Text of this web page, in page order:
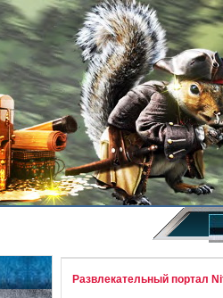
Развлекательный портал